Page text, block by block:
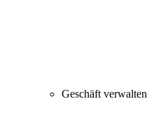
Geschäft verwalten